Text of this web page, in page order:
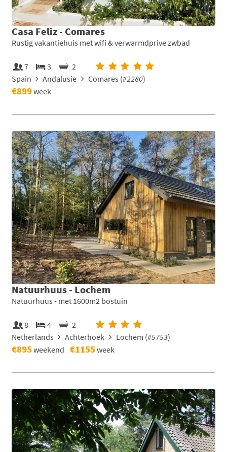
Casa Feliz - Comares
Rustig vakantiehuis met wifi & verwarmdprive zwbad
7 3
2
Spain
Andalusie Comares (#2280)
€899week
Natuurhuus - Lochem
Natuurhuus - met 1600m2 bostuin
8 4
2
Netherlands
Achterhoek Lochem (#5753)
€895weekend €1155week